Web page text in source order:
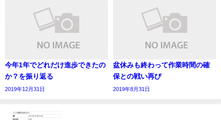
今年1年でどれだけ進歩できたの
か？を振り返る
2019年12月31日
盆休みも終わって作業時間の確
保との戦い再び
2019年8月31日